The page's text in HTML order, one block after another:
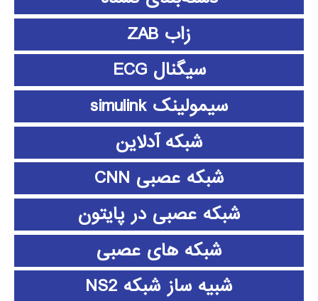
زاب ZAB
سیگنال ECG
سیمولینک simulink
شبکه آدلاین
شبکه عصبی CNN
شبکه عصبی در پایتون
شبکه های عصبی
شبیه ساز شبکه NS2